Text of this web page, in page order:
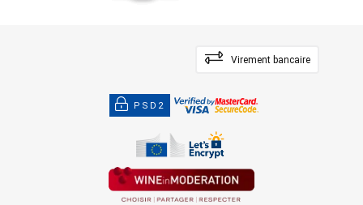
Virement bancaire
PSD2